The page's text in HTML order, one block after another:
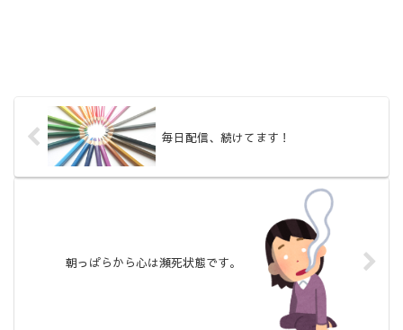
毎日配信、続けてます！
朝っぱらから心は瀕死状態です。